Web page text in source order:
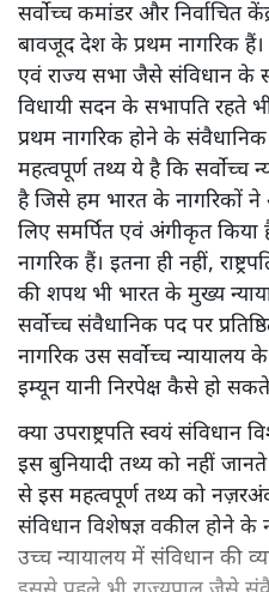
सर्वोच्च कमांडर और निर्वाचित
बावजूद देश के प्रथम नागरिक हैं।
एवं राज्य सभा जैसे संविधान के
विधायी सदन के सभापति रहते
प्रथम नागरिक होने के
महत्वपूर्ण तथ्य ये है कि सर्वोच्च
है जिसे हम भारत के नागरिकों
लिए समर्पित एवं अंगीकृत किया
नागरिक हैं। इतना ही नहीं,
की शपथ भी भारत के मुख्य
सर्वोच्च संवैधानिक पद पर
नागरिक उस सर्वोच्च न्यायालय
इम्यून यानी निरपेक्ष कैसे हो
क्या उपराष्ट्रपति स्वयं
इस बुनियादी तथ्य को नहीं
से इस महत्वपूर्ण तथ्य को
संविधान विशेषज्ञ वकील होने के
उच्च न्यायालय में संविधान की